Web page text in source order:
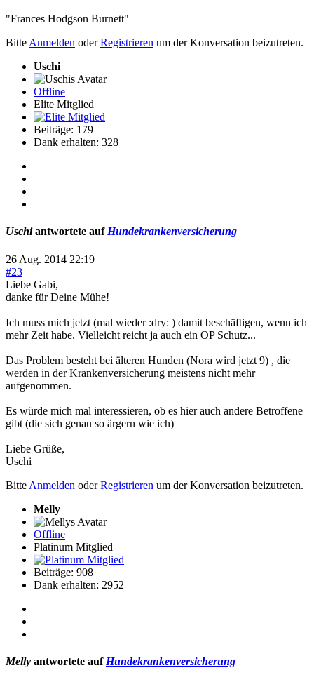
"Frances Hodgson Burnett"
Bitte Anmelden oderRegistrieren um der Konversation beizutreten.
Uschi
Offline
Elite Mitglied
Beiträge: 179
Dank erhalten: 328
Uschiantwortete auf Hundekrankenversicherung
26 Aug. 2014 22:19
#23
Liebe Gabi,
danke für Deine Mühe!
Ich muss mich jetzt (mal wieder :dry: ) damit beschäftigen, wenn ich
mehr Zeit habe. Vielleicht reicht ja auch ein OP Schutz...
Das Problem besteht bei älteren Hunden (Nora wird jetzt 9) , die
werden in der Krankenversicherung meistens nicht mehr
aufgenommen.
Es würde mich mal interessieren, ob es hier auch andere Betroffene
gibt (die sich genau so ärgern wie ich)
Liebe Grüße,
Uschi
Bitte Anmelden oderRegistrieren um der Konversation beizutreten.
Melly
Offline
Platinum Mitglied
Beiträge: 908
Dank erhalten: 2952
Melly antwortete auf Hundekrankenversicherung